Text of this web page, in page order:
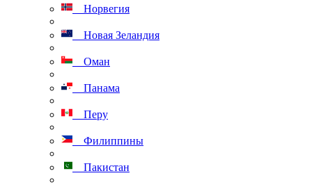
Норвегия
Новая Зеландия
Оман
Панама
Перу
Филиппины
Пакистан